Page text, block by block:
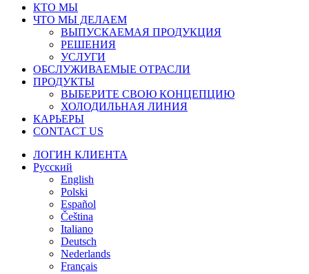
Закрыть
меню
КТО МЫ
ЧТО МЫ ДЕЛАЕМ
ВЫПУСКАЕМАЯ ПРОДУКЦИЯ
РЕШЕНИЯ
УСЛУГИ
ОБСЛУЖИВАЕМЫЕ ОТРАСЛИ
ПРОДУКТЫ
ВЫБЕРИТЕ СВОЮ КОНЦЕПЦИЮ
ХОЛОДИЛЬНАЯ ЛИНИЯ
КАРЬЕРЫ
CONTACT US
ЛОГИН КЛИЕНТА
Русский
English
Polski
Español
Čeština
Italiano
Deutsch
Nederlands
Français